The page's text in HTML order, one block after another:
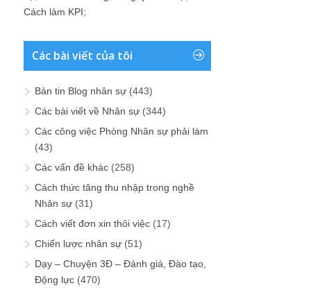
Cách làm KPI;
Các bài viết của tôi
Bản tin Blog nhân sự (443)
Các bài viết về Nhân sự (344)
Các công việc Phòng Nhân sự phải làm
(43)
Các vấn đề khác (258)
Cách thức tăng thu nhập trong nghề
Nhân sự (31)
Cách viết đơn xin thôi việc (17)
Chiến lược nhân sự (51)
Dạy – Chuyện 3Đ – Đánh giá, Đào tạo,
Động lực (470)